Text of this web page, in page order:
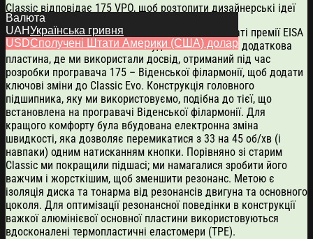
Classic відповідає 175 VPO, щоб розтопити дизайнерські ідеї
Новий Classic Evo базується на успішному лауреаті премії EISA
Pro-Ject The Classic. Головним удосконаленням є додаткова
пластина, де ми використали досвід, отриманий під час
розробки програвача 175 – Віденської філармонії, щоб додати
ключові зміни до Classic Evo. Конструкція головного
підшипника, яку ми використовуємо, подібна до тієї, що
встановлена ​​на програвачі Віденської філармонії. Для
кращого комфорту була вбудована електронна зміна
швидкості, яка дозволяє перемикатися з 33 на 45 об/хв (і
навпаки) одним натисканням кнопки. Порівняно зі старим
Classic ми покращили підшасі; ми намагалися зробити його
важчим і жорсткішим, щоб зменшити резонанс. Метою є
ізоляція диска та тонарма від резонансів двигуна та основного
цоколя. Для оптимізації резонансної поведінки в конструкції
важкої алюмінієвої основної пластини використовуються
вдосконалені термопластичні еластомери (TPE).
Валюта
UAHУкраїнська гривня
USDСполучені Штати Америки (США) долар